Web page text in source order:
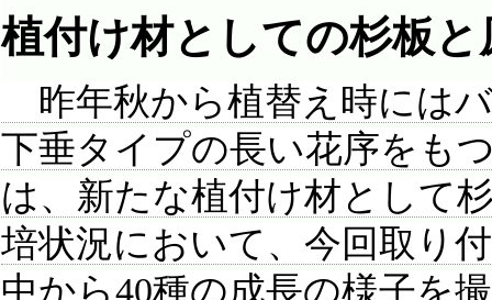
植付け材としての杉板
昨年秋から植替え時には
下垂タイプの長い花序をも
は、新たな植付け材として
培状況において、今回取り
中から40種の成長の様子を